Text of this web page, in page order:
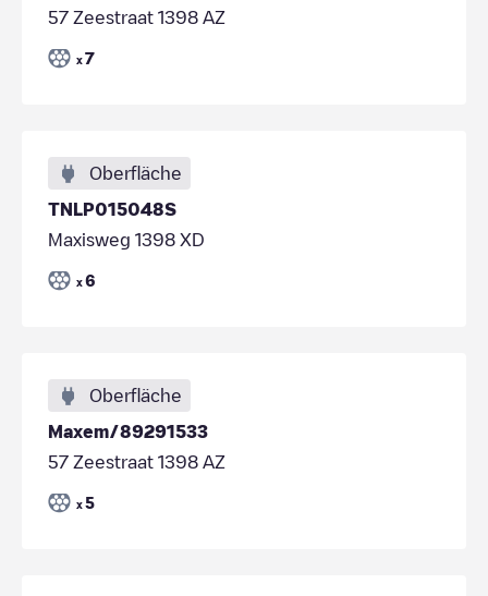
57 Zeestraat 1398 AZ
x 7
Oberfläche
TNLP015048S
Maxisweg 1398 XD
x 6
Oberfläche
Maxem/89291533
57 Zeestraat 1398 AZ
x 5